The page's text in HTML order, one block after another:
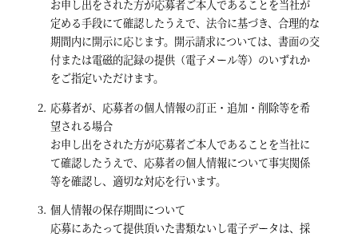
お申し出をされた方が応募者ご本人であることを当社が
定める手段にて確認したうえで、法令に基づき、合理的な
期間内に開示に応じます。開示請求については、書面の交
付または電磁的記録の提供（電子メール等）のいずれか
をご指定いただけます。
応募者が、応募者の個人情報の訂正・追加・削除等を希
望される場合
お申し出をされた方が応募者ご本人であることを当社に
て確認したうえで、応募者の個人情報について事実関係
等を確認し、適切な対応を行います。
個人情報の保存期間について
応募にあたって提供頂いた書類ないし電子データは、採